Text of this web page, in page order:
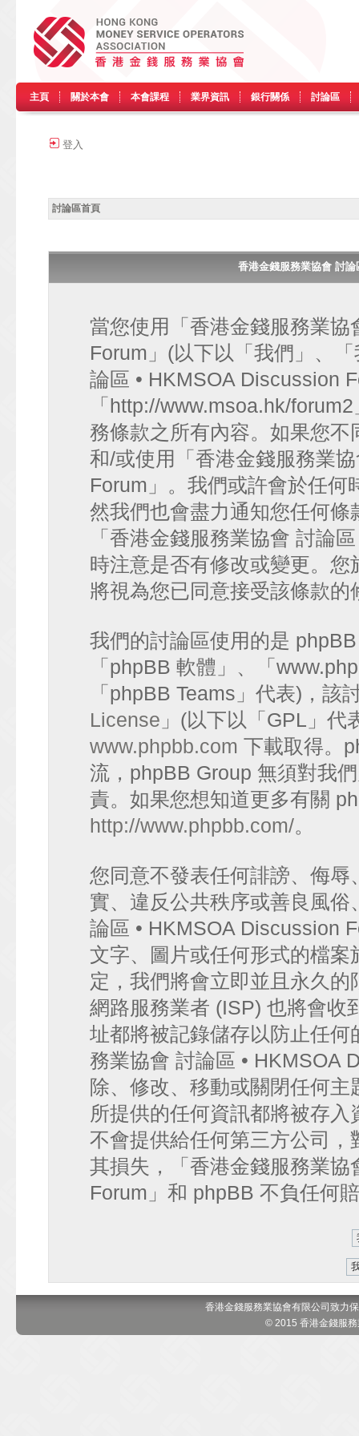
主頁 關於本會 本會課程 業界資訊 銀行關係 討論區
登入
討論區首頁
香港金錢服務業協會 討
當您使用「香港金錢服務業
Forum」(以下以「我們」、
論區 • HKMSOA Discussion
「http://www.msoa.hk/
務條款之所有內容。如果您
和/或使用「香港金錢服務業
Forum」。我們或許會於任何
然我們也會盡力通知您任何
「香港金錢服務業協會 討論
時注意是否有修改或變更。
將視為您已同意接受該條款的
我們的討論區使用的是
「phpBB 軟體」、「
「phpBB Teams」代表)，該
License 」(以下以「GPL」代
www.phpbb.com 下載取得。
流，phpBB Group 無須對我
責。如果您想知道更多有關
http://www.phpbb.com/。
您同意不發表任何誹謗、侮
實、違反公共秩序或善良風
論區 • HKMSOA Discussion
文字、圖片或任何形式的檔
定，我們將會立即並且永久
網路服務業者 (ISP) 也將會收
址都將被記錄儲存以防止任
務業協會 討論區 • HKMSOA
除、修改、移動或關閉任何
所提供的任何資訊都將被存
不會提供給任何第三方公司
其損失，「香港金錢服務業
Forum」和 phpBB 不負任何
香港金錢服務業協會有限公司致力
© 2015 香港金錢服